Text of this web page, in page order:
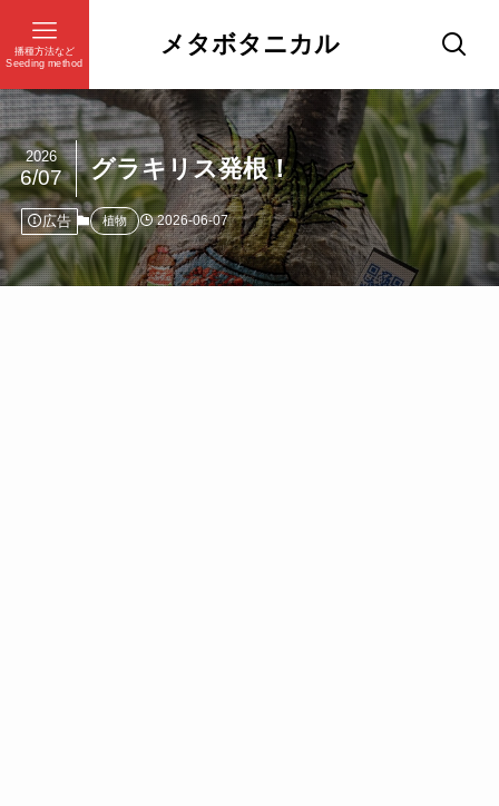
メタボタニカル
播種方法など
Seeding method
グラキリス発根！
2026
6/07
広告 植物 2026-06-07